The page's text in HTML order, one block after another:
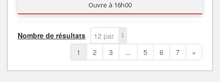
Ouvre à 16h00
Nombre de résultats
12 par
page
1 2 3 ... 5 6 7 »